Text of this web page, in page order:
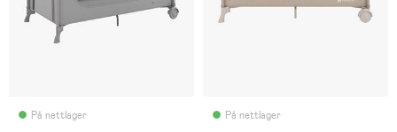
På nettlager På nettlager